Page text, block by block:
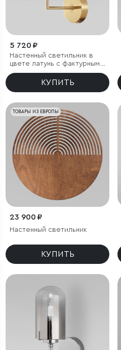
5 720 ₽
Настенный светильник в
цвете латунь с фактурным
плафоном
КУПИТЬ
ТОВАРЫ ИЗ ЕВРОПЫ
23 900 ₽
Настенный светильник
КУПИТЬ